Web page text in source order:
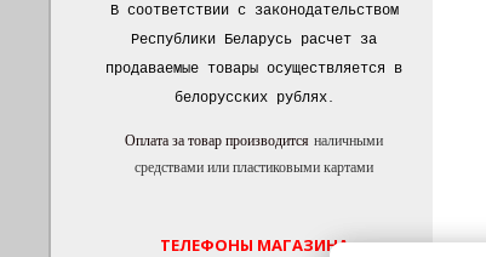
В соответствии с законодательством
Республики Беларусь расчет за
продаваемые товары осуществляется в
белорусских рублях.
Оплата за товар производится наличными
средствами или пластиковыми картами
ТЕЛЕФОНЫ МАГАЗИНА